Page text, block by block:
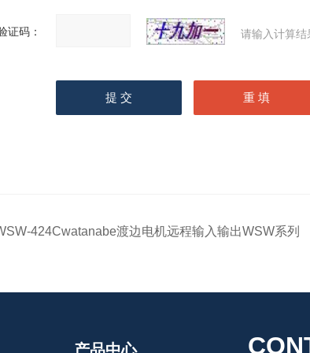
证码： 请输入计算
424Cwatanabe渡边电机远程输入输出WSW系列